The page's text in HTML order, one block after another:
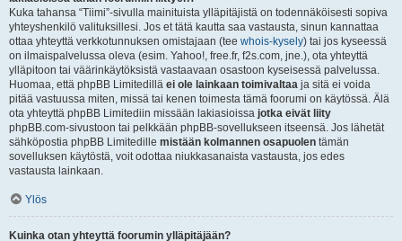
Kuka tahansa “Tiimi”-sivulla mainituista ylläpitäjistä on todennäköisesti sopiva
yhteyshenkilö valituksillesi. Jos et tätä kautta saa vastausta, sinun kannattaa
ottaa yhteyttä verkkotunnuksen omistajaan (tee whois-kysely) tai jos kyseessä
on ilmaispalvelussa oleva (esim. Yahoo!, free.fr, f2s.com, jne.), ota yhteyttä
ylläpitoon tai väärinkäytöksistä vastaavaan osastoon kyseisessä palvelussa.
Huomaa, että phpBB Limitedillä ei ole lainkaan toimivaltaa ja sitä ei voida
pitää vastuussa miten, missä tai kenen toimesta tämä foorumi on käytössä. Älä
ota yhteyttä phpBB Limitediin missään lakiasioissa jotka eivät liity
phpBB.com-sivustoon tai pelkkään phpBB-sovellukseen itseensä. Jos lähetät
sähköpostia phpBB Limitedille mistään kolmannen osapuolen tämän
sovelluksen käytöstä, voit odottaa niukkasanaista vastausta, jos edes
vastausta lainkaan.
Ylös
Kuinka otan yhteyttä foorumin ylläpitäjään?